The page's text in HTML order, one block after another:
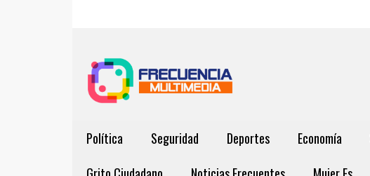
Política Seguridad Deportes Economía